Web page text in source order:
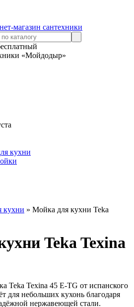
магазин сантехники
«Мойдодыр»
кухни
кухни » Мойка для кухни Teka
Teka Texina
Teka Texina 45 E-TG от испанского
для небольших кухонь благодаря
нержавеющей стали.